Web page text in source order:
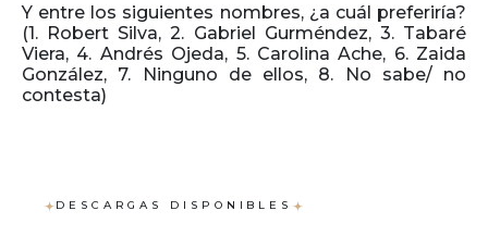
Y entre los siguientes nombres, ¿a cuál preferiría?
(1. Robert Silva, 2. Gabriel Gurméndez, 3. Tabaré
Viera, 4. Andrés Ojeda, 5. Carolina Ache, 6. Zaida
González, 7. Ninguno de ellos, 8. No sabe/ no
contesta)
DESCARGAS DISPONIBLES